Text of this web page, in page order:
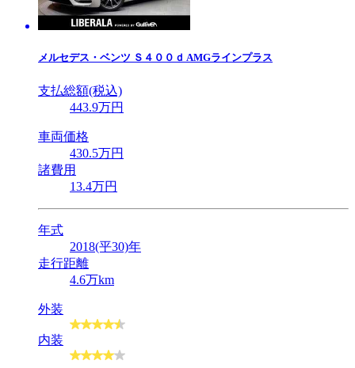
メルセデス・ベンツ Ｓ４００ｄ AMGラインプラス
支払総額(税込)
443.9万円
車両価格
430.5万円
諸費用
13.4万円
年式
2018(平30)年
走行距離
4.6万km
外装
内装